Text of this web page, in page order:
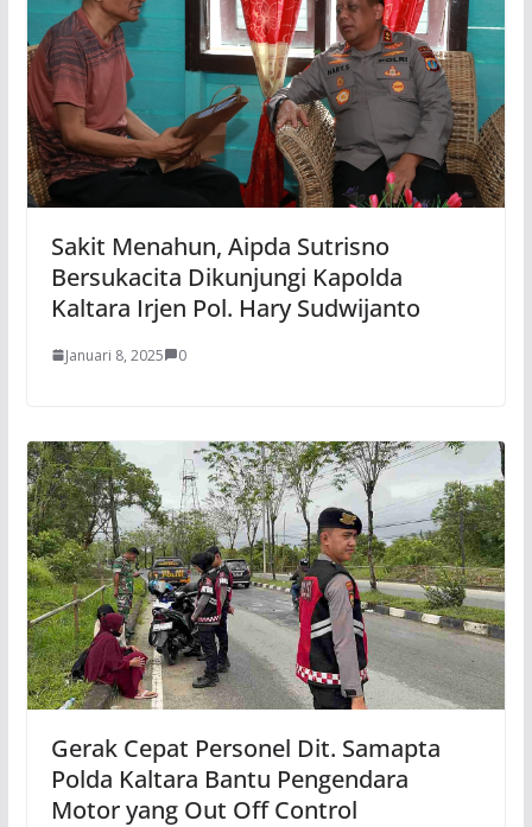
Sakit Menahun, Aipda Sutrisno
Bersukacita Dikunjungi Kapolda
Kaltara Irjen Pol. Hary Sudwijanto
Januari 8, 2025 0
Gerak Cepat Personel Dit. Samapta
Polda Kaltara Bantu Pengendara
Motor yang Out Off Control